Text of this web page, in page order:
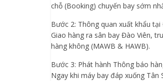
chỗ (Booking) chuyến bay sớm
Bước 2: Thông quan xuất khẩu tại
Giao hàng ra sân bay Đào Viên,
hàng không (MAWB & HAWB).
Bước 3: Phát hành Thông báo
Ngay khi máy bay đáp xuống